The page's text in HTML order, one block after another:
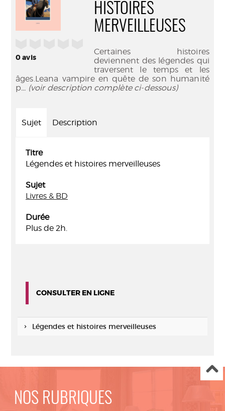
0avis
HISTOIRES
MERVEILLEUSES
Certaines histoires
deviennent des légendes qui
traversent le temps et les
âges.Leana vampire en quête de son humanité
p... (voir description complète ci-dessous)
Sujet Description
Titre
Légendes et histoires merveilleuses
Sujet
Livres & BD
Durée
Plus de 2h.
CONSULTER EN LIGNE
Légendes et histoires merveilleuses
NOS RUBRIQUES